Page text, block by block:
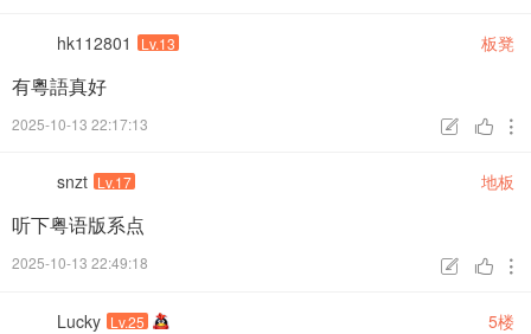
hk112801 Lv.13 板凳
有粵語真好
2025-10-13 22:17:13  

snzt Lv.17 地板
听下粤语版系点
2025-10-13 22:49:18  

Lucky Lv.25 5楼